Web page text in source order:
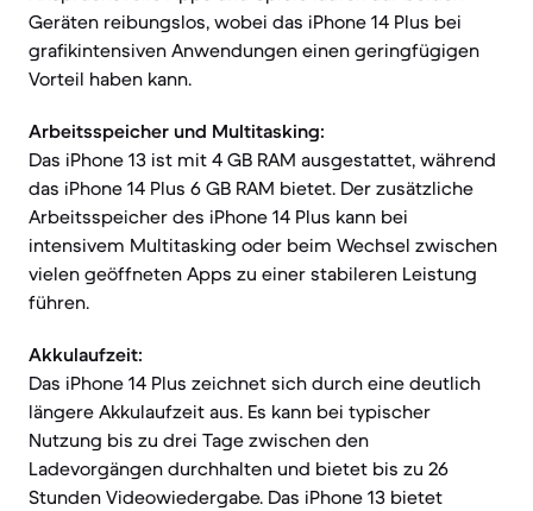
Geräten reibungslos, wobei das iPhone 14 Plus bei
grafikintensiven Anwendungen einen geringfügigen
Vorteil haben kann.
Arbeitsspeicher und Multitasking:
Das iPhone 13 ist mit 4 GB RAM ausgestattet, während
das iPhone 14 Plus 6 GB RAM bietet. Der zusätzliche
Arbeitsspeicher des iPhone 14 Plus kann bei
intensivem Multitasking oder beim Wechsel zwischen
vielen geöffneten Apps zu einer stabileren Leistung
führen.
Akkulaufzeit:
Das iPhone 14 Plus zeichnet sich durch eine deutlich
längere Akkulaufzeit aus. Es kann bei typischer
Nutzung bis zu drei Tage zwischen den
Ladevorgängen durchhalten und bietet bis zu 26
Stunden Videowiedergabe. Das iPhone 13 bietet